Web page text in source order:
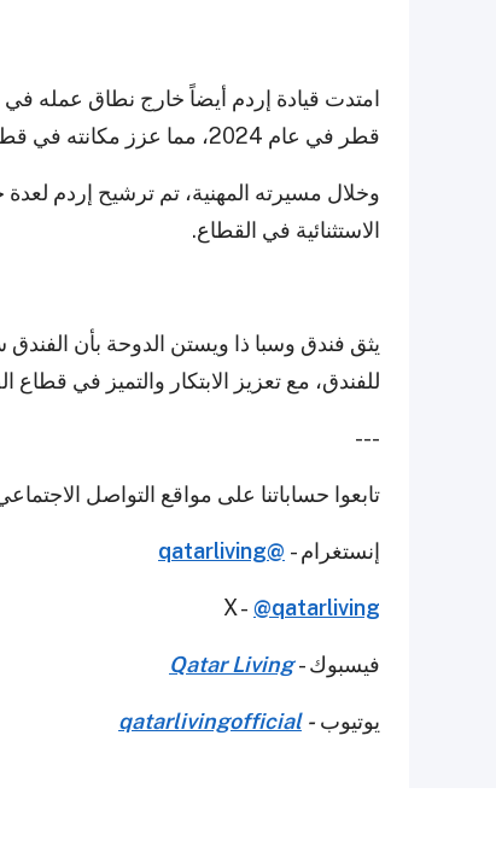
امتدت قيادة إردم أيضاً خارج نطاق عمله
قطر في عام 2024، مما عزز مكانته في قطاع الضيافة المحلي.
وخلال مسيرته المهنية، تم ترشيح إردم
الاستثنائية في القطاع.
يثق فندق وسبا ذا ويستن الدوحة بأن
للفندق، مع تعزيز الابتكار والتميز في قطاع
---
تابعوا حساباتنا على مواقع التواصل
إنستغرام - @qatarliving
X - @qatarliving
فيسبوك -Qatar Living
يوتيوب -
qatarlivingofficial